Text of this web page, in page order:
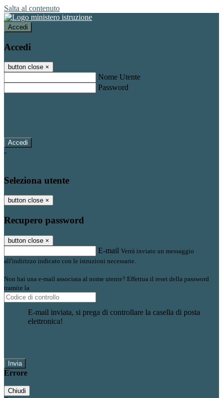
Salta al contenuto
Accedi
Accedi
button close ×
Nome Utente
Password
-
Seleziona utente
button close ×
Recupero password
button close ×
E-mail Verrà inviato un messaggio
all'indirizzo indicato con le istruzioni necessarie.
Non hai una e-mail associata al nome utente? Effettua il reset della password
tramite la
E-mail inviata, si prega di controllare la casella di posta
elettronica!
Errore
Chiudi